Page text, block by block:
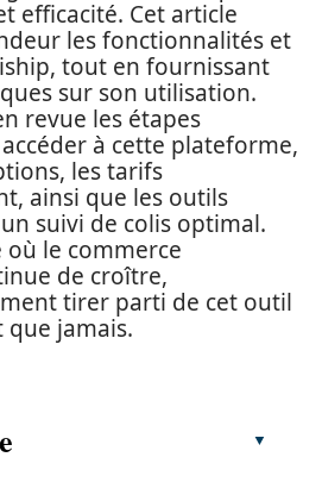
efficacité. Cet article
les fonctionnalités et
tout en fournissant
sur son utilisation.
revue les étapes
à cette plateforme,
les tarifs
ainsi que les outils
suivi de colis optimal.
le commerce
de croître,
tirer parti de cet outil
jamais.